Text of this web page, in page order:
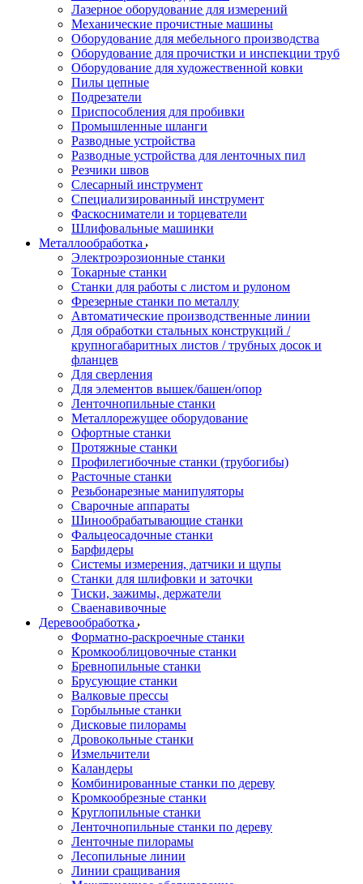
Лазерное оборудование для измерений
Механические прочистные машины
Оборудование для мебельного производства
Оборудование для прочистки и инспекции труб
Оборудование для художественной ковки
Пилы цепные
Подрезатели
Приспособления для пробивки
Промышленные шланги
Разводные устройства
Разводные устройства для ленточных пил
Резчики швов
Слесарный инструмент
Специализированный инструмент
Фаскосниматели и торцеватели
Шлифовальные машинки
Металлообработка
Электроэрозионные станки
Токарные станки
Станки для работы с листом и рулоном
Фрезерные станки по металлу
Автоматические производственные линии
Для обработки стальных конструкций /
крупногабаритных листов / трубных досок и
фланцев
Для сверления
Для элементов вышек/башен/опор
Ленточнопильные станки
Металлорежущее оборудование
Офортные станки
Протяжные станки
Профилегибочные станки (трубогибы)
Расточные станки
Резьбонарезные манипуляторы
Сварочные аппараты
Шинообрабатывающие станки
Фальцеосадочные станки
Барфидеры
Системы измерения, датчики и щупы
Станки для шлифовки и заточки
Тиски, зажимы, держатели
Cваенавивочные
Деревообработка
Форматно-раскроечные станки
Кромкооблицовочные станки
Бревнопильные станки
Брусующие станки
Валковые прессы
Горбыльные станки
Дисковые пилорамы
Дровокольные станки
Измельчители
Каландеры
Комбинированные станки по дереву
Кромкообрезные станки
Круглопильные станки
Ленточнопильные станки по дереву
Ленточные пилорамы
Лесопильные линии
Линии сращивания